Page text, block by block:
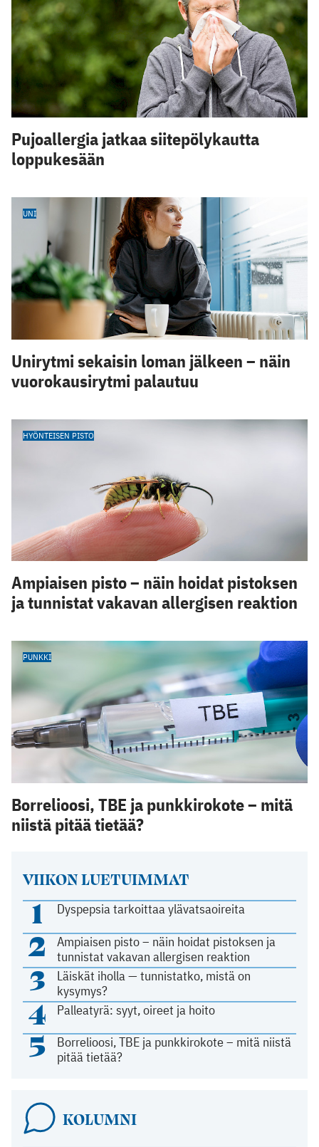
VIIKON LUETUIMMAT
1 Dyspepsia tarkoittaa ylävatsaoireita
2
Ampiaisen pisto – näin hoidat pistoksen ja
tunnistat vakavan allergisen reaktion
3
Läiskät iholla — tunnistatko, mistä on
kysymys?
4 Palleatyrä: syyt, oireet ja hoito
5
Borrelioosi, TBE ja punkkirokote – mitä niistä
pitää tietää?
KOLUMNI
Pujoallergia jatkaa siitepölykautta
loppukesään
UNI
Unirytmi sekaisin loman jälkeen – näin
vuorokausirytmi palautuu
HYÖNTEISEN PISTO
Ampiaisen pisto – näin hoidat pistoksen
ja tunnistat vakavan allergisen reaktion
PUNKKI
Borrelioosi, TBE ja punkkirokote – mitä
niistä pitää tietää?